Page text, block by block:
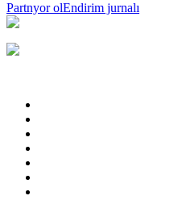
Partnyor olEndirim jurnalı